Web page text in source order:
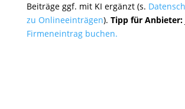
Beiträge ggf. mit KI ergänzt (s.
zu Onlineeinträgen). Tipp für Anbieter:
Firmeneintrag buchen.